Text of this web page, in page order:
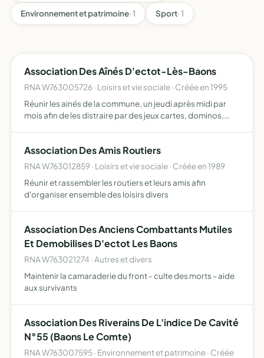
Environnement et patrimoine· 1 Sport· 1
Association Des Aînés D'ectot-Lès-Baons
RNA W763005726 · Loisirs et vie sociale · Créée en 1995
Réunir les ainés de la commune, un jeudi après midi par
mois afin de les distraire par des jeux cartes, dominos,
Association Des Amis Routiers
RNA W763012859 · Loisirs et vie sociale · Créée en 1989
Réunir et rassembler les routiers et leurs amis afin
d'organiser ensemble des loisirs divers
Association Des Anciens Combattants Mutiles
Et Demobilises D'ectot Les Baons
RNA W763021274 · Autres et divers
Maintenir la camaraderie du front - culte des morts - aide
aux survivants
Association Des Riverains De L'indice De Cavité
N°55 (Baons Le Comte)
RNA W763007595 · Environnement et patrimoine · Créée